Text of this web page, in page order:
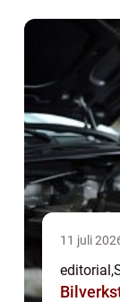
11 juli
editorial,
Bilverkstad så väljer du